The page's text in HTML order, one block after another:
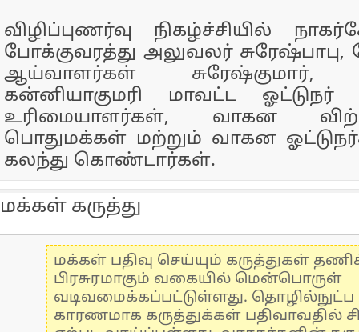
விழிப்புணர்வு நிகழ்ச்சியில்
போக்குவரத்து அலுவலர்
ஆய்வாளர்கள் சுரேஷ்குமார்,
கன்னியாகுமரி மாவட்ட ஓட்டுநர்
உரிமையாளர்கள், வாகன
பொதுமக்கள் மற்றும் வாகன
கலந்து கொண்டார்கள்.
மக்கள் கருத்து
மக்கள் பதிவு செய்யும் கருத்துகள்
பிரசுரமாகும் வகையில் மென்பொருள்
வடிவமைக்கப்பட்டுள்ளது.
காரணமாக கருத்துக்கள் பதிவாவதில்